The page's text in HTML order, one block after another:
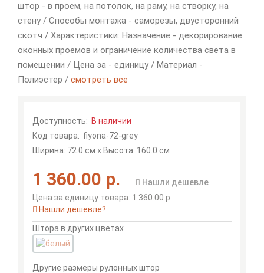
штор - в проем, на потолок, на раму, на створку, на
стену / Способы монтажа - саморезы, двусторонний
скотч / Характеристики: Назначение - декорирование
оконных проемов и ограничение количества света в
помещении / Цена за - единицу / Материал -
Полиэстер / смотреть все
Доступность: В наличии
Код товара: fiyona-72-grey
Ширина: 72.0 см x Высота: 160.0 см
1 360.00 р.
Нашли дешевле
Цена за единицу товара: 1 360.00 р.
Нашли дешевле?
Штора в других цветах
Другие размеры рулонных штор